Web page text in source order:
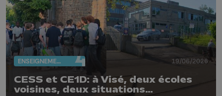
ENSEIGNEMENT 19/06/2026
CESS et CE1D: à Visé, deux écoles
voisines, deux situations